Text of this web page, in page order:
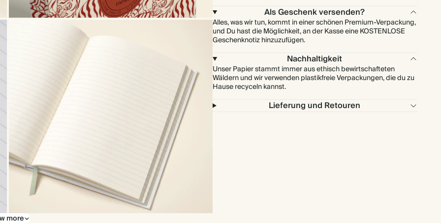
more
Als Geschenk versenden?
Alles, was wir tun, kommt in einer schönen Premium-Verpackung,
und Du hast die Möglichkeit, an der Kasse eine KOSTENLOSE
Geschenknotiz hinzuzufügen.
Nachhaltigkeit
Unser Papier stammt immer aus ethisch bewirtschafteten
Wäldern und wir verwenden plastikfreie Verpackungen, die du zu
Hause recyceln kannst.
Lieferung und Retouren